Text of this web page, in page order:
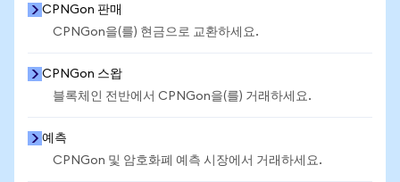
CPNGon 판매
CPNGon을(를) 현금으로 교환하세요.
CPNGon 스왑
블록체인 전반에서 CPNGon을(를) 거래하세요.
예측
CPNGon 및 암호화폐 예측 시장에서 거래하세요.